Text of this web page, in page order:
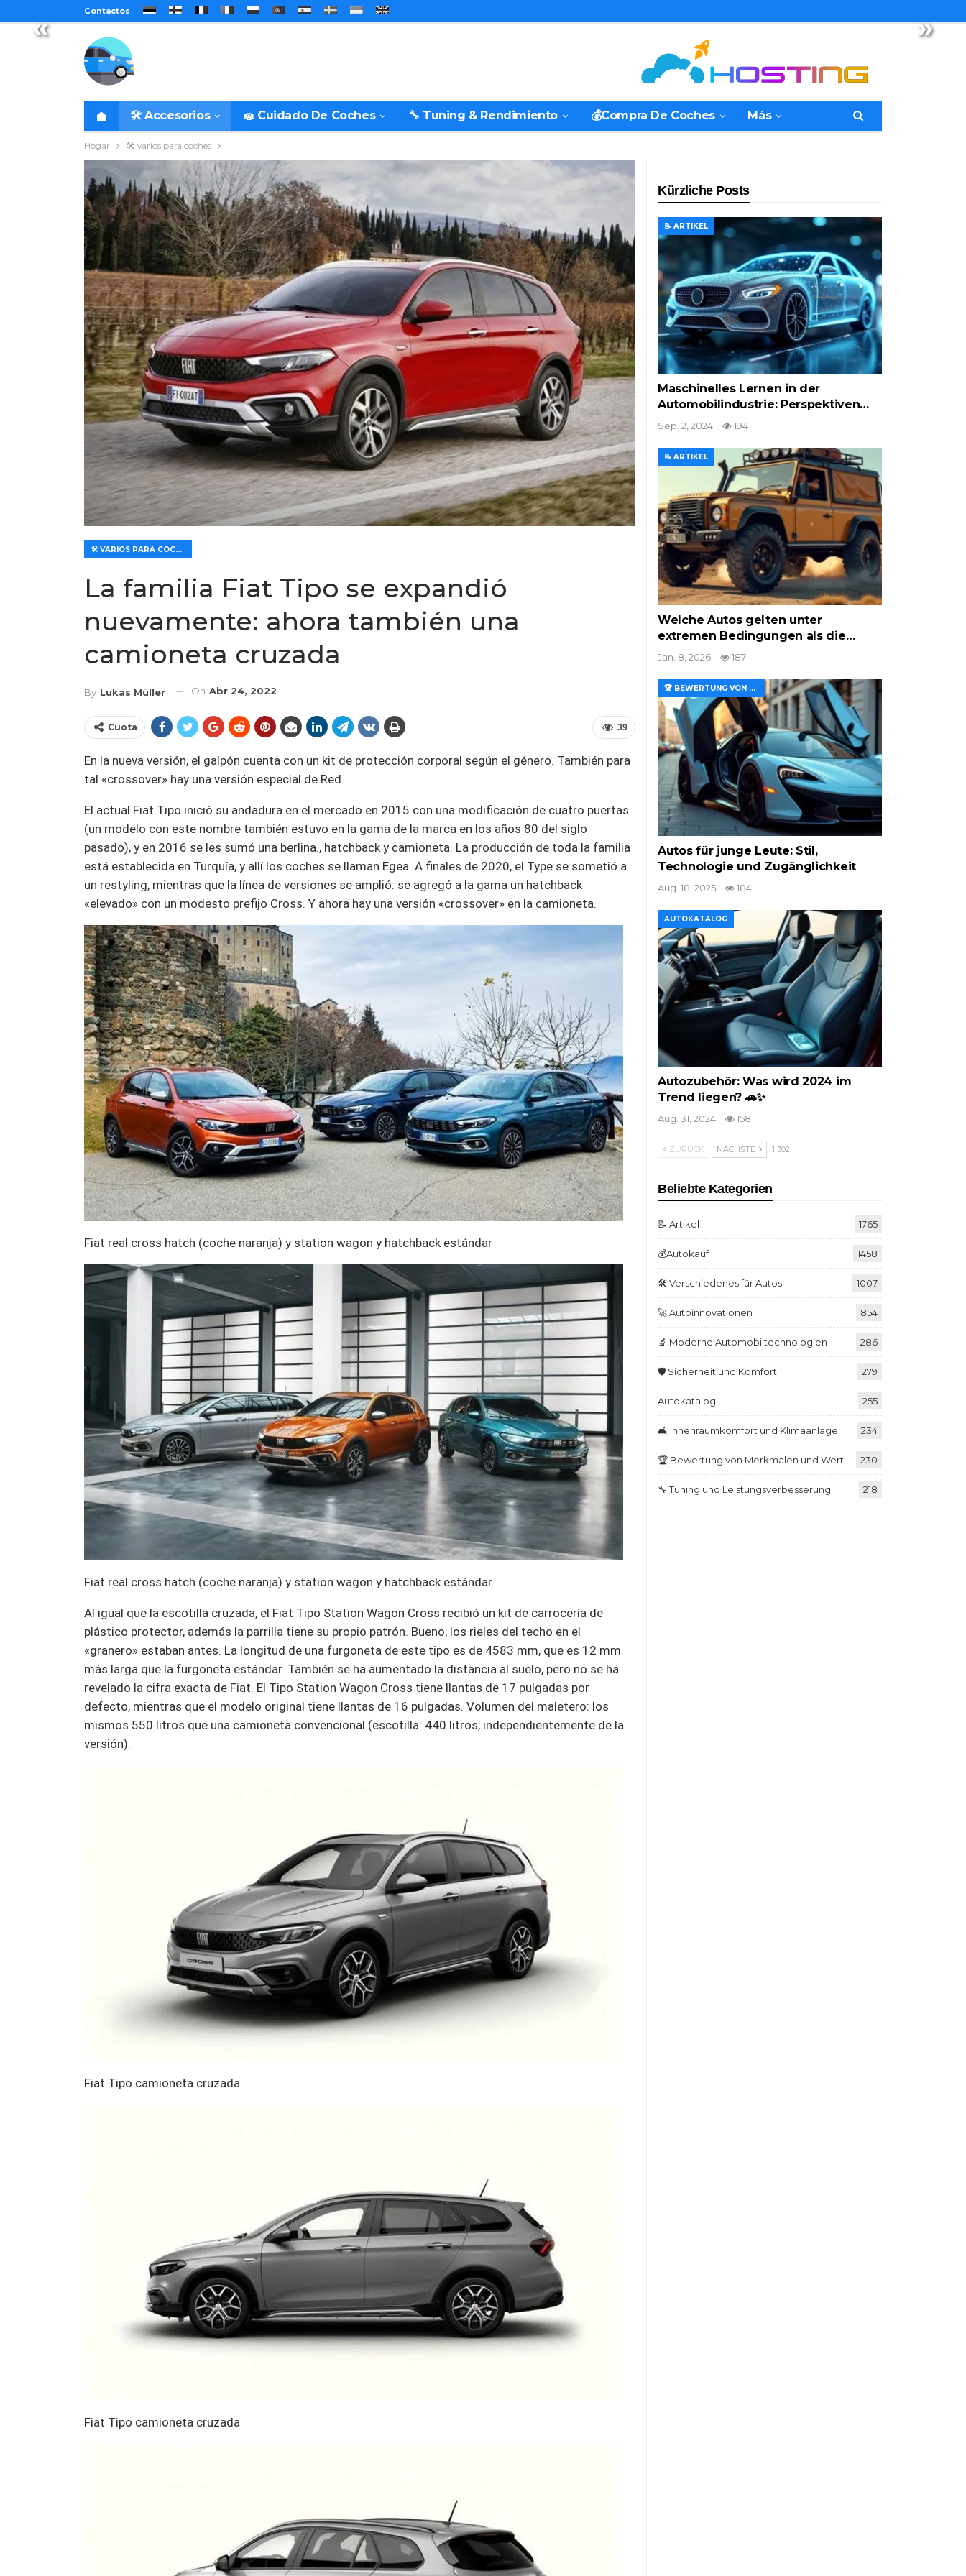
« »
Contactos
🛠️ Accesorios 🧽 Cuidado De Coches 🔧 Tuning & Rendimiento 💰Compra De Coches Más
Hogar 🛠️ Varios para coches
🛠️ VARIOS PARA COCHES
La familia Fiat Tipo se expandió
nuevamente: ahora también una
camioneta cruzada
By Lukas Müller On Abr 24, 2022
39
Cuota
En la nueva versión, el galpón cuenta con un kit de protección corporal según el género. También para
tal «crossover» hay una versión especial de Red.
El actual Fiat Tipo inició su andadura en el mercado en 2015 con una modificación de cuatro puertas
(un modelo con este nombre también estuvo en la gama de la marca en los años 80 del siglo
pasado), y en 2016 se les sumó una berlina., hatchback y camioneta. La producción de toda la familia
está establecida en Turquía, y allí los coches se llaman Egea. A finales de 2020, el Type se sometió a
un restyling, mientras que la línea de versiones se amplió: se agregó a la gama un hatchback
«elevado» con un modesto prefijo Cross. Y ahora hay una versión «crossover» en la camioneta.
Fiat real cross hatch (coche naranja) y station wagon y hatchback estándar
Fiat real cross hatch (coche naranja) y station wagon y hatchback estándar
Al igual que la escotilla cruzada, el Fiat Tipo Station Wagon Cross recibió un kit de carrocería de
plástico protector, además la parrilla tiene su propio patrón. Bueno, los rieles del techo en el
«granero» estaban antes. La longitud de una furgoneta de este tipo es de 4583 mm, que es 12 mm
más larga que la furgoneta estándar. También se ha aumentado la distancia al suelo, pero no se ha
revelado la cifra exacta de Fiat. El Tipo Station Wagon Cross tiene llantas de 17 pulgadas por
defecto, mientras que el modelo original tiene llantas de 16 pulgadas. Volumen del maletero: los
mismos 550 litros que una camioneta convencional (escotilla: 440 litros, independientemente de la
versión).
Fiat Tipo camioneta cruzada
Fiat Tipo camioneta cruzada
Kürzliche Posts
📝 ARTIKEL
Maschinelles Lernen in der
Automobilindustrie: Perspektiven…
Sep. 2, 2024 194
📝 ARTIKEL
Welche Autos gelten unter
extremen Bedingungen als die…
Jan. 8, 2026 187
🏆 BEWERTUNG VON MERKMALEN UND WERT
Autos für junge Leute: Stil,
Technologie und Zugänglichkeit
Aug. 18, 2025 184
AUTOKATALOG
Autozubehör: Was wird 2024 im
Trend liegen? 🚗✨
Aug. 31, 2024 158
ZURÜCK NÄCHSTE 1 302
Beliebte Kategorien
📝 Artikel 1765
💰Autokauf 1458
🛠️ Verschiedenes für Autos 1007
🚀 Autoinnovationen 854
🔬 Moderne Automobiltechnologien 286
🛡️ Sicherheit und Komfort 279
Autokatalog 255
🛋️ Innenraumkomfort und Klimaanlage 234
🏆 Bewertung von Merkmalen und Wert 230
🔧 Tuning und Leistungsverbesserung 218